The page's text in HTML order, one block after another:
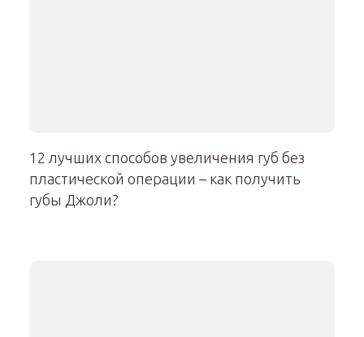
12 лучших способов увеличения губ без
пластической операции – как получить
губы Джоли?